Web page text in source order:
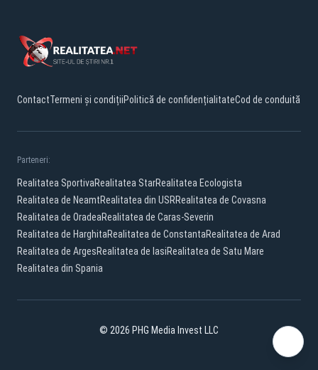
ContactTermeni și condițiiPolitică de confidențialitateCod de conduită
Parteneri:
Realitatea SportivaRealitatea StarRealitatea Ecologista
Realitatea de NeamtRealitatea din USRRealitatea de Covasna
Realitatea de OradeaRealitatea de Caras-Severin
Realitatea de HarghitaRealitatea de ConstantaRealitatea de Arad
Realitatea de ArgesRealitatea de IasiRealitatea de Satu Mare
Realitatea din Spania
© 2026 PHG Media Invest LLC